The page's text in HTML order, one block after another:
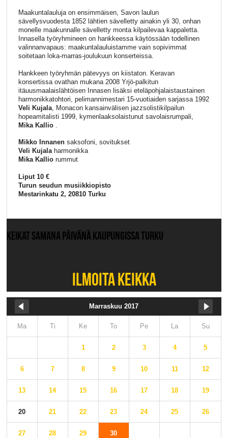
Maakuntalauluja on ensimmäisen, Savon laulun
sävellysvuodesta 1852 lähtien sävelletty ainakin yli 30, onhan
monelle maakunnalle sävelletty monta kilpailevaa kappaletta.
Innasella työryhmineen on hankkeessa käytössään todellinen
valinnanvapaus: maakuntalauluistamme vain sopivimmat
soitetaan loka-marras-joulukuun konserteissa.
Hankkeen työryhmän pätevyys on kiistaton. Keravan
konsertissa ovathan mukana 2008 Yrjö-palkitun
itäuusmaalaislähtöisen Innasen lisäksi eteläpohjalaistaustainen
harmonikkatohtori, pelimannimestari 15-vuotiaiden sarjassa 1992
Veli Kujala, Monacon kansainvälisen jazzsolistikilpailun
hopeamitalisti 1999, kymenlaaksolaistunut savolaisrumpali,
Mika Kallio.
Mikko Innanensaksofoni, sovitukset
Veli Kujalaharmonikka
Mika Kalliorummut
Liput 10 €
Turun seudun musiikkiopisto
Mestarinkatu 2, 20810 Turku
KEIKAT SAMANA PÄIVÄNÄ KAUPUNGISSA TURKU
ILMOITA KEIKKA
Marraskuu 2017
Ma Ti Ke To Pe La Su
1 2 3 4 5
6 7 8 9 10 11 12
13 14 15 16 17 18 19
20 21 22 23 24 25 26
27 28 29 30